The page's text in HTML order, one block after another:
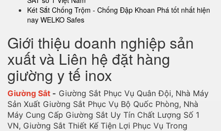
Két Sắt Chống Trộm - Chống Đập Khoan Phá tốt nhất hiện
nay WELKO Safes
Giới thiệu doanh nghiệp sản
xuất và Liên hệ đặt hàng
giường y tế inox
Giường Sắt - Giường Sắt Phục Vụ Quân Đội, Nhà Máy
Sản Xuất Giường Sắt Phục Vụ Bộ Quốc Phòng, Nhà
Máy Cung Cấp Giường Sắt Uy Tín Chất Lượng Số 1
VN, Giường Sắt Thiết Kế Tiện Lợi Phục Vụ Trong